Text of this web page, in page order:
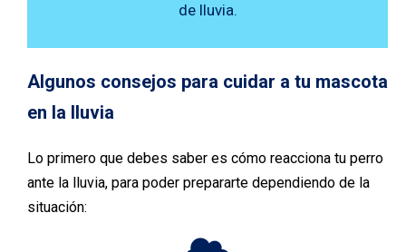
de lluvia.
Algunos consejos para cuidar a tu mascota
en la lluvia
Lo primero que debes saber es cómo reacciona tu perro
ante la lluvia, para poder prepararte dependiendo de la
situación: